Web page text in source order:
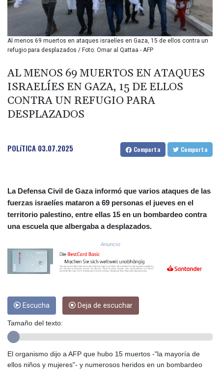
BZD 2.316674
CAD 1.612385
CDF
2613.184708
CHF 0.93455
CLP
CNY 7.793467
CNH 7.793133
CUC 1.154999
CUP 30.607481
DJF 205.12602
DKK 7.475433
DOP 67.242802
EGP 57.523697
ERN 17.324989
FJD 2.550874
FKP 0.856409
GEL 3.014376
GGP 0.856409
GHS 13.514706
Al menos 69 muertos en ataques israelíes en Gaza, 15 de ellos contra un
refugio para desplazados / Foto: Omar al Qattaa - AFP
AL MENOS 69 MUERTOS EN ATAQUES
ISRAELÍES EN GAZA, 15 DE ELLOS
CONTRA UN REFUGIO PARA
DESPLAZADOS
POLíTICA 03.07.2025 Comparta Comparta
La Defensa Civil de Gaza informó que varios ataques de las
fuerzas israelíes mataron a 69 personas el jueves en el
territorio palestino, entre ellas 15 en un bombardeo contra
una escuela que albergaba a desplazados.
Anuncio
Escucha Deja de escuchar
Tamaño del texto:
El organismo dijo a AFP que hubo 15 muertos -"la mayoría de
ellos niños y mujeres"- y numerosos heridos en un bombardeo